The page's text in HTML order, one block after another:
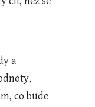
a
co bude